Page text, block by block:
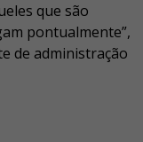
que são
pontualmente”,
de administração